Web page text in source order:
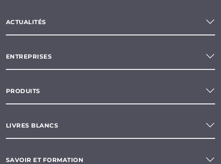
ACTUALITÉS
ENTREPRISES
PRODUITS
LIVRES BLANCS
SAVOIR ET FORMATION